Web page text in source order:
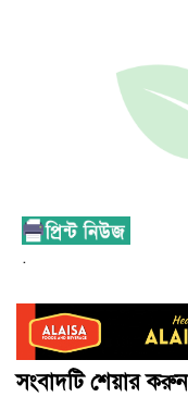
.
সংবাদটি শেয়ার করুন